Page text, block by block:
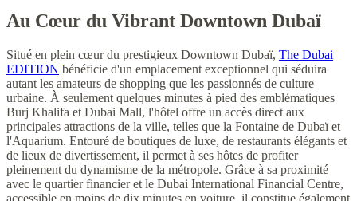
Au Cœur du Vibrant Downtown Dubaï
Situé en plein cœur du prestigieux Downtown Dubaï, The Dubai
EDITION bénéficie d'un emplacement exceptionnel qui séduira
autant les amateurs de shopping que les passionnés de culture
urbaine. À seulement quelques minutes à pied des emblématiques
Burj Khalifa et Dubai Mall, l'hôtel offre un accès direct aux
principales attractions de la ville, telles que la Fontaine de Dubaï et
l'Aquarium. Entouré de boutiques de luxe, de restaurants élégants et
de lieux de divertissement, il permet à ses hôtes de profiter
pleinement du dynamisme de la métropole. Grâce à sa proximité
avec le quartier financier et le Dubai International Financial Centre,
accessible en moins de dix minutes en voiture, il constitue également